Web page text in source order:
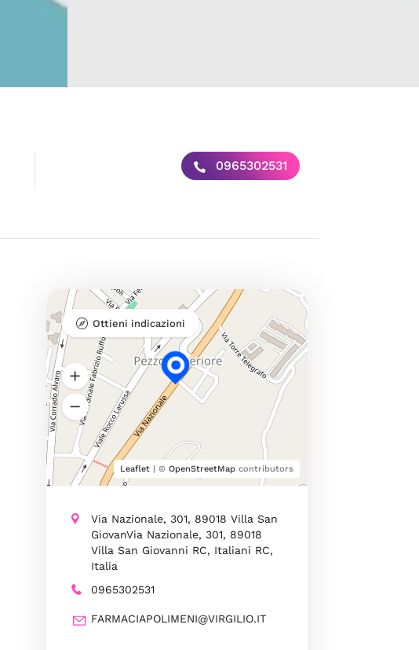
0965302531
Leaflet| © OpenStreetMapcontributors
Ottieni indicazioni
Via Nazionale, 301, 89018 Villa San
GiovanVia Nazionale, 301, 89018
Villa San Giovanni RC, Italiani RC,
Italia
0965302531
FARMACIAPOLIMENI@VIRGILIO.IT